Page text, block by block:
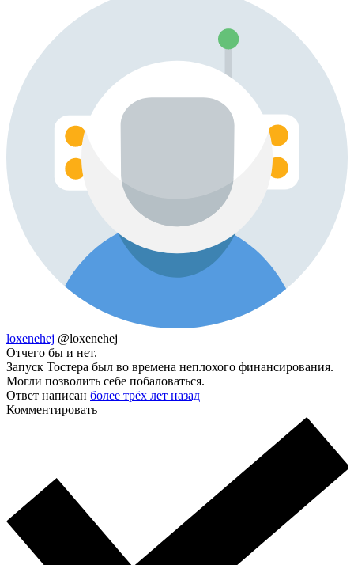
loxenehej @loxenehej
Отчего бы и нет.
Запуск Тостера был во времена неплохого финансирования.
Могли позволить себе побаловаться.
Ответ написан более трёх лет назад
Комментировать